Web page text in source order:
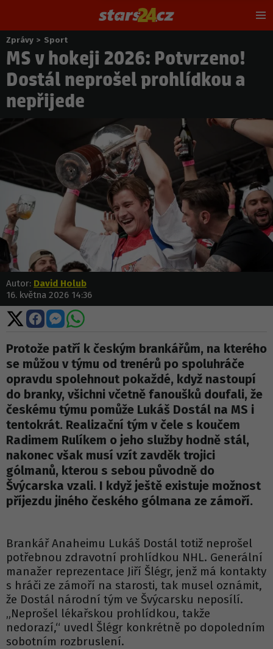
Nacházíte
se
zde:
Zprávy > Sport
MS v hokeji 2026: Potvrzeno!
Dostál neprošel prohlídkou a
nepřijede
Autor: David Holub
16. května 2026 14:36
Sdílet
na
X
Sdílet
na
Facebooku
Sdílet
na
Messengeru
Sdílet
WhatsApp
Protože patří k českým brankářům, na kterého
se můžou v týmu od trenérů po spoluhráče
opravdu spolehnout pokaždé, když nastoupí
do branky, všichni včetně fanoušků doufali, že
českému týmu pomůže Lukáš Dostál na MS i
tentokrát. Realizační tým v čele s koučem
Radimem Rulíkem o jeho služby hodně stál,
nakonec však musí vzít zavděk trojici
gólmanů, kterou s sebou původně do
Švýcarska vzali. I když ještě existuje možnost
příjezdu jiného českého gólmana ze zámoří.
Brankář Anaheimu Lukáš Dostál totiž neprošel
potřebnou zdravotní prohlídkou NHL. Generální
manažer reprezentace Jiří Šlégr, jenž má kontakty
s hráči ze zámoří na starosti, tak musel oznámit,
že Dostál národní tým ve Švýcarsku neposílí.
„Neprošel lékařskou prohlídkou, takže
nedorazí,“ uvedl Šlégr konkrétně po dopoledním
sobotním rozbruslení.